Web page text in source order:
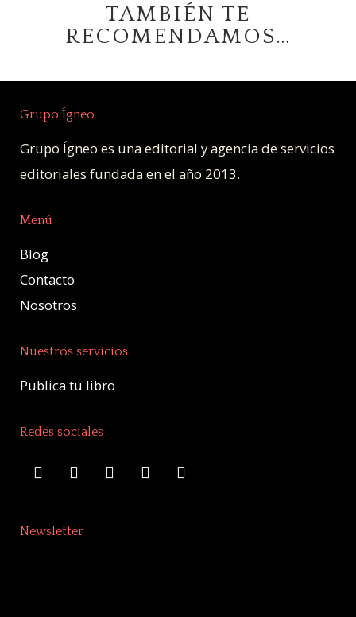
TAMBIÉN TE
RECOMENDAMOS…
Grupo Ígneo
Grupo Ígneo es una editorial y agencia de servicios
editoriales fundada en el año 2013.
Menú
Blog
Contacto
Nosotros
Nuestros servicios
Publica tu libro
Redes sociales
Newsletter